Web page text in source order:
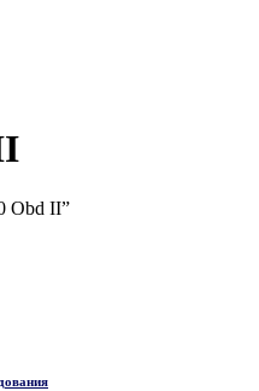
Obd II”